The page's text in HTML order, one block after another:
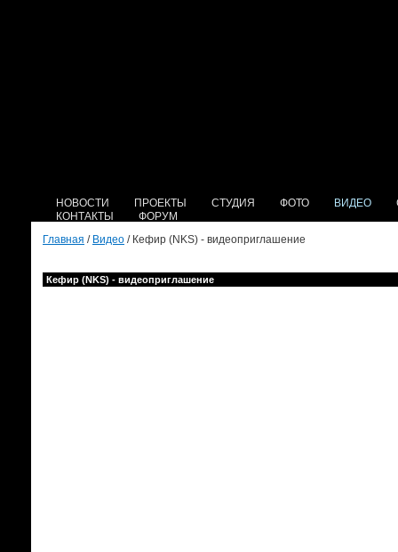
НОВОСТИ ПРОЕКТЫ СТУДИЯ ФОТО ВИДЕО
КОНТАКТЫ
ФОРУМ
Главная / Видео / Кефир (NKS) - видеоприглашение
Кефир (NKS) - видеоприглашение